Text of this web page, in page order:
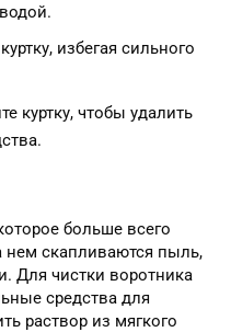
избегая сильного
куртку, чтобы удалить
больше всего
нем скапливаются пыль,
Для чистки воротника
средства для
раствор из мягкого